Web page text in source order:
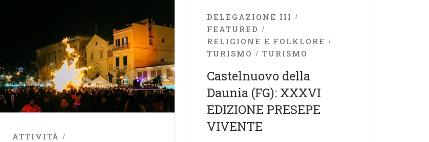
DELEGAZIONE III
FEATURED
RELIGIONE E FOLKLORE
TURISMO
TURISMO
Castelnuovo della
Daunia (FG): XXXVI
EDIZIONE PRESEPE
VIVENTE
ATTIVITÀ